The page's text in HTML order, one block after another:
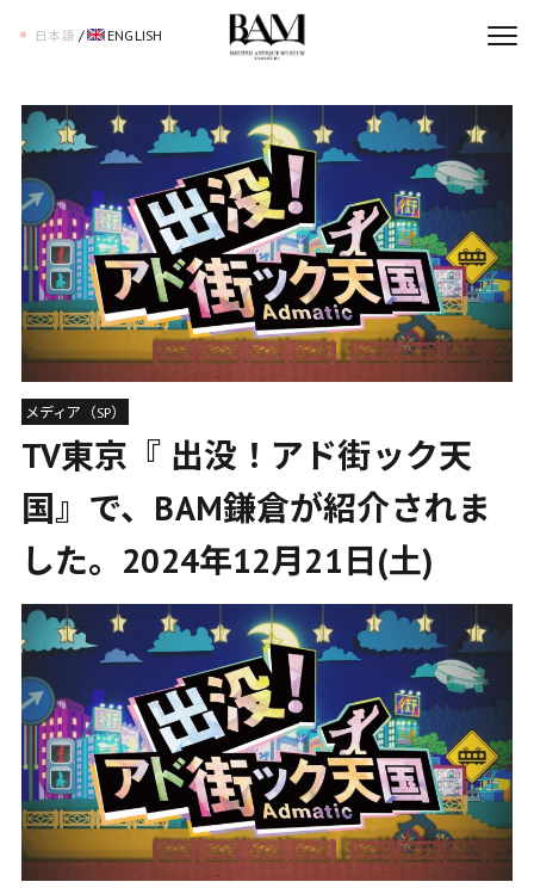
日本語 / ENGLISH
メディア（SP）
TV東京『 出没！アド街ック天
国』で、BAM鎌倉が紹介されま
した。2024年12月21日(土)